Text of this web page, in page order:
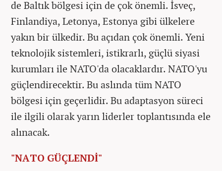
de Baltık bölgesi için de çok önemli. İsveç,
Finlandiya, Letonya, Estonya gibi ülkelere
yakın bir ülkedir. Bu açıdan çok önemli. Yeni
teknolojik sistemleri, istikrarlı, güçlü siyasi
kurumları ile NATO'da olacaklardır. NATO'yu
güçlendirecektir. Bu aslında tüm NATO
bölgesi için geçerlidir. Bu adaptasyon süreci
ile ilgili olarak yarın liderler toplantısında ele
alınacak.
"NATO GÜÇLENDİ"